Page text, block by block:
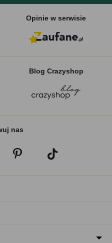
Opinie w serwisie
Blog Crazyshop
nas